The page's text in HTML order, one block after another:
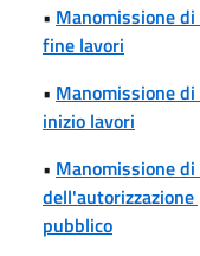
• Manomissione
fine lavori
• Manomissione
inizio lavori
• Manomissione
pubblico